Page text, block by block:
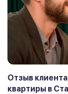
Отзыв
квартиры в